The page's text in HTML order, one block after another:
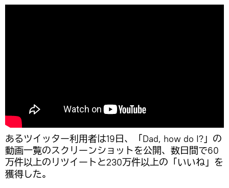
あるツイッター利用者は19日、「Dad, how do I?」の
動画一覧のスクリーンショットを公開、数日間で60
万件以上のリツイートと230万件以上の「いいね」を
獲得した。